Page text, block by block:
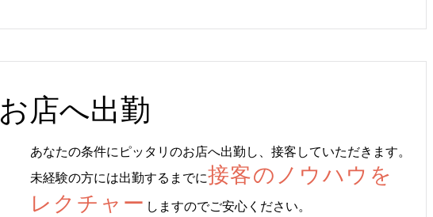
お店へ出勤
あなたの条件にピッタリのお店へ出勤し、接客していただきます。
未経験の方には出勤するまでに接客のノウハウを
レクチャー しますのでご安心ください。